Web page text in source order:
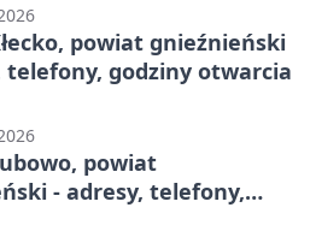
powiat gnieźnieński
telefony, godziny otwarcia
powiat
- adresy, telefony,